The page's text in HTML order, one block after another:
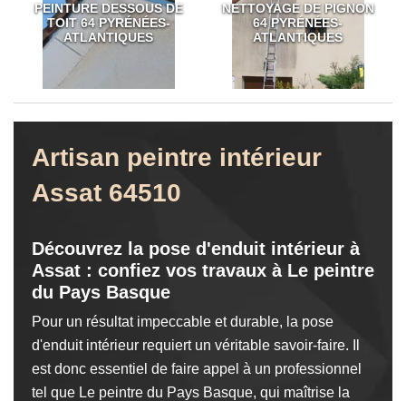
PEINTURE DESSOUS DE
TOIT 64 PYRÉNÉES-
ATLANTIQUES
NETTOYAGE DE PIGNON
64 PYRÉNÉES-
ATLANTIQUES
Artisan peintre intérieur
Assat 64510
Découvrez la pose d'enduit intérieur à
Assat : confiez vos travaux à Le peintre
du Pays Basque
Pour un résultat impeccable et durable, la pose
d'enduit intérieur requiert un véritable savoir-faire. Il
est donc essentiel de faire appel à un professionnel
tel que Le peintre du Pays Basque, qui maîtrise la